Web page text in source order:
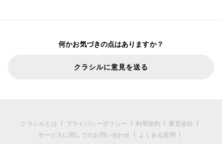
何かお気づきの点はありますか？
クラシルに意見を送る
クラシルとは プライバシーポリシー 利用規約
運営会社
サービスに関してのお問い合わせ
よくある質問